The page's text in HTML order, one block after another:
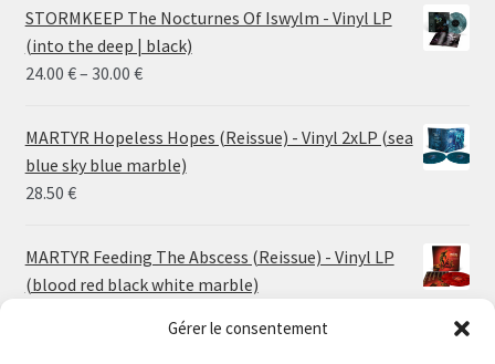
Gérer le consentement
STORMKEEP The Nocturnes Of Iswylm - Vinyl LP
(into the deep | black)
24.00 €– 30.00 €Price
24.00 €
through
MARTYR Hopeless Hopes (Reissue) - Vinyl 2xLP (sea
blue sky blue marble)
28.50 €
MARTYR Feeding The Abscess (Reissue) - Vinyl LP
(blood red black white marble)